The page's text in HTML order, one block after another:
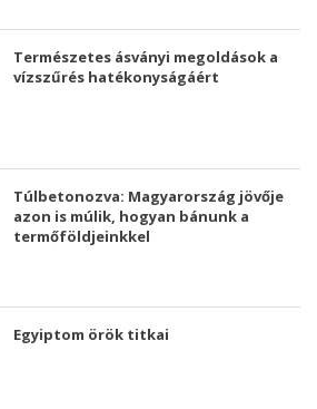
Természetes ásványi megoldások a
vízszűrés hatékonyságáért
Túlbetonozva: Magyarország jövője
azon is múlik, hogyan bánunk a
termőföldjeinkkel
Egyiptom örök titkai